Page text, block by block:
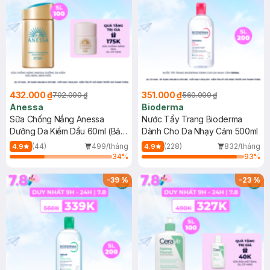
432.000 ₫702.000 ₫
Anessa
Sữa Chống Nắng Anessa
Dưỡng Da Kiềm Dầu 60ml (Bản
Mới)
4.9 (44)
499/tháng
34%
351.000 ₫560.000 ₫
Bioderma
Nước Tẩy Trang Bioderma
Dành Cho Da Nhạy Cảm 500ml
4.9 (228)
832/tháng
93%
-39% -23%